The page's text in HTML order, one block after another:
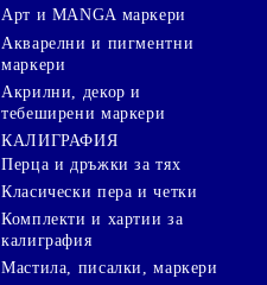
Арт и MANGA маркери
Акварелни и пигментни
маркери
Акрилни, декор и
тебеширени маркери
КАЛИГРАФИЯ
Перца и дръжки за тях
Класически пера и четки
Комплекти и хартии за
калиграфия
Мастила, писалки, маркери